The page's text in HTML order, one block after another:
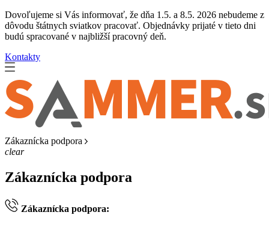
Dovoľujeme si Vás informovať, že dňa 1.5. a 8.5. 2026 nebudeme z
dôvodu štátnych sviatkov pracovať. Objednávky prijaté v tieto dni
budú spracované v najbližší pracovný deň.
Kontakty
Zákaznícka podpora
clear
Zákaznícka podpora
Zákaznícka podpora: